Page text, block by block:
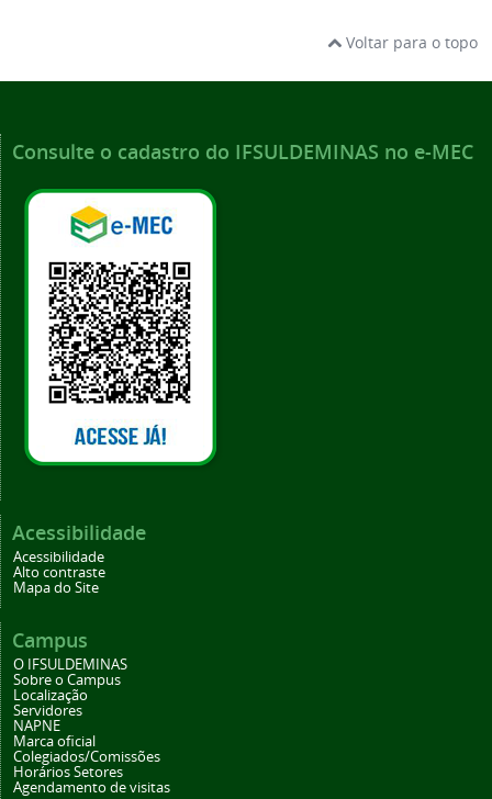
Voltar para o topo
Consulte o cadastro do IFSULDEMINAS no e-MEC
Acessibilidade
Acessibilidade
Alto contraste
Mapa do Site
Campus
O IFSULDEMINAS
Sobre o Campus
Localização
Servidores
NAPNE
Marca oficial
Colegiados/Comissões
Horários Setores
Agendamento de visitas